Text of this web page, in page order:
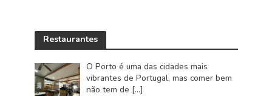
Restaurantes
O Porto é uma das cidades mais
vibrantes de Portugal, mas comer bem
não tem de […]